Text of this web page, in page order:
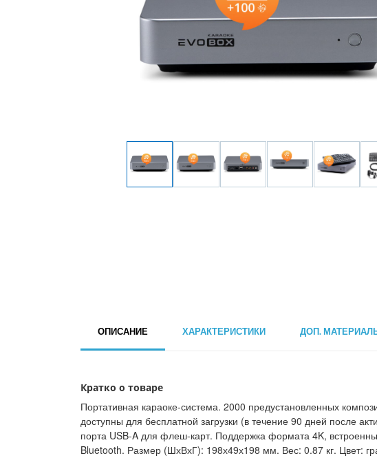
ОПИСАНИЕ ХАРАКТЕРИСТИКИ ДОП.
Кратко о товаре
Портативная караоке-система. 2000 предустановленных
доступны для бесплатной загрузки (в течение 90 дней после
порта USB-A для флеш-карт. Поддержка формата 4K,
Bluetooth. Размер (ШхВхГ): 198х49х198 мм. Вес: 0.87 кг. Цвет: